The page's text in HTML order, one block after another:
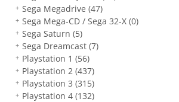
Sega Megadrive(47)
Sega Mega-CD / Sega 32-X(0)
Sega Saturn(5)
Sega Dreamcast(7)
Playstation 1(56)
Playstation 2(437)
Playstation 3(315)
Playstation 4(132)